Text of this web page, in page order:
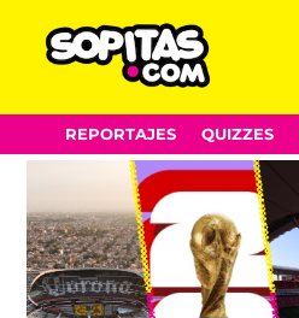
Skip
to
REPORTAJES QUIZZES